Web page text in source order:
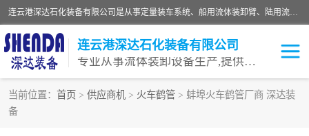
连云港深达石化装备有限公司是从事定量装车系统、船用流体装卸臂、陆用流体装卸臂（鹤管）、活动梯、钢构平台等全系列流体装卸设备的设计、制造、销售以及服务的专业供应商。公司始终以客户为中心，密切跟踪国内外油气储运及装卸设备先进技术的发展，以先进的技术、优质的产品、一流的服务，满足客户需求。
连云港深达石化装备有限公司
专业从事流体装卸设备生产,提供全面解决方案，生产与定制服务
当前位置： 首页 > 供应商机 > 火车鹤管 > 蚌埠火车鹤管厂商 深达装
备